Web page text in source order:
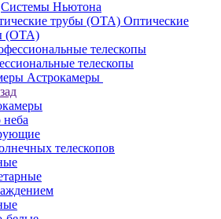
Системы Ньютона
Оптические
(OTA)
телескопы
Астрокамеры
неба
телескопов